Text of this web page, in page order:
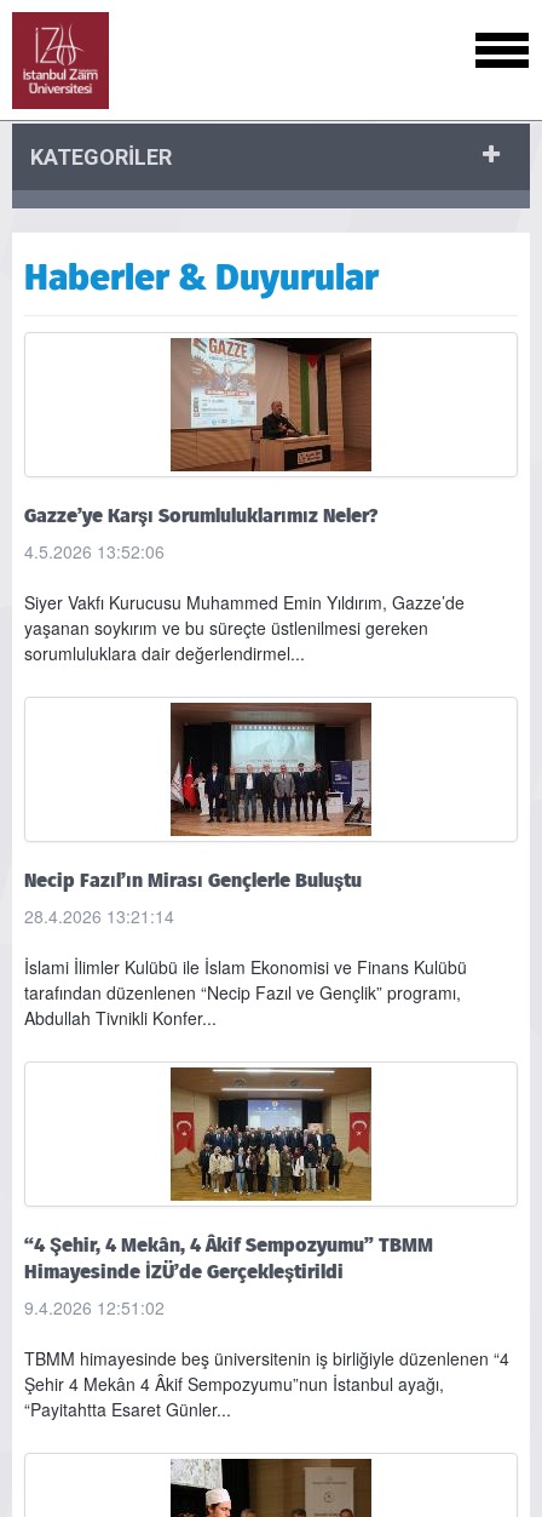
KATEGORİLER
Haberler & Duyurular
Gazze’ye Karşı Sorumluluklarımız Neler?
4.5.2026 13:52:06
Siyer Vakfı Kurucusu Muhammed Emin Yıldırım, Gazze’de
yaşanan soykırım ve bu süreçte üstlenilmesi gereken
sorumluluklara dair değerlendirmel...
Necip Fazıl’ın Mirası Gençlerle Buluştu
28.4.2026 13:21:14
İslami İlimler Kulübü ile İslam Ekonomisi ve Finans Kulübü
tarafından düzenlenen “Necip Fazıl ve Gençlik” programı,
Abdullah Tivnikli Konfer...
“4 Şehir, 4 Mekân, 4 Âkif Sempozyumu” TBMM
Himayesinde İZÜ’de Gerçekleştirildi
9.4.2026 12:51:02
TBMM himayesinde beş üniversitenin iş birliğiyle düzenlenen “4
Şehir 4 Mekân 4 Âkif Sempozyumu”nun İstanbul ayağı,
“Payitahtta Esaret Günler...